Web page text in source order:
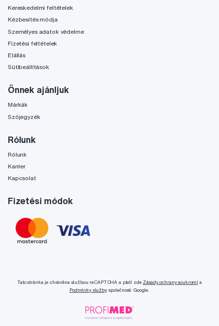
Kereskedelmi feltételek
Kézbesítés módja
Személyes adatok védelme
Fizetési feltételek
Elállás
Sütibeállítások
Önnek ajánljuk
Márkák
Szójegyzék
Rólunk
Rólunk
Karrier
Kapcsolat
Fizetési módok
Tato stránka je chráněna službou reCAPTCHA a platí zde Zásady ochrany soukromí a
Podmínky službyspolečnosti Google.